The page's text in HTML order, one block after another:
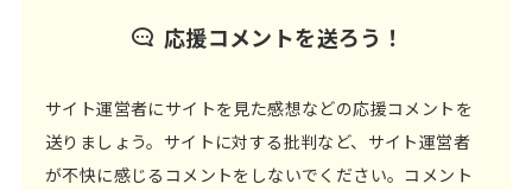
応援コメントを送ろう！
サイト運営者にサイトを見た感想などの応援コメントを
送りましょう。サイトに対する批判など、サイト運営者
が不快に感じるコメントをしないでください。コメント